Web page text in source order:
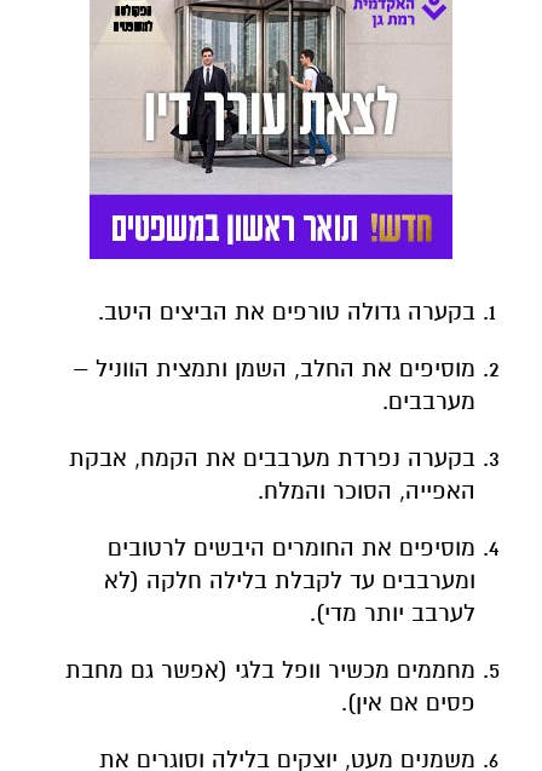
בקערה גדולה טורפים את הביצים היטב.
מוסיפים את החלב, השמן ותמצית הווניל –
מערבבים.
בקערה נפרדת מערבבים את הקמח, אבקת
האפייה, הסוכר והמלח.
מוסיפים את החומרים היבשים לרטובים
ומערבבים עד לקבלת בלילה חלקה (לא
לערבב יותר מדי).
מחממים מכשיר וופל בלגי (אפשר גם מחבת
פסים אם אין).
משמנים מעט, יוצקים בלילה וסוגרים את